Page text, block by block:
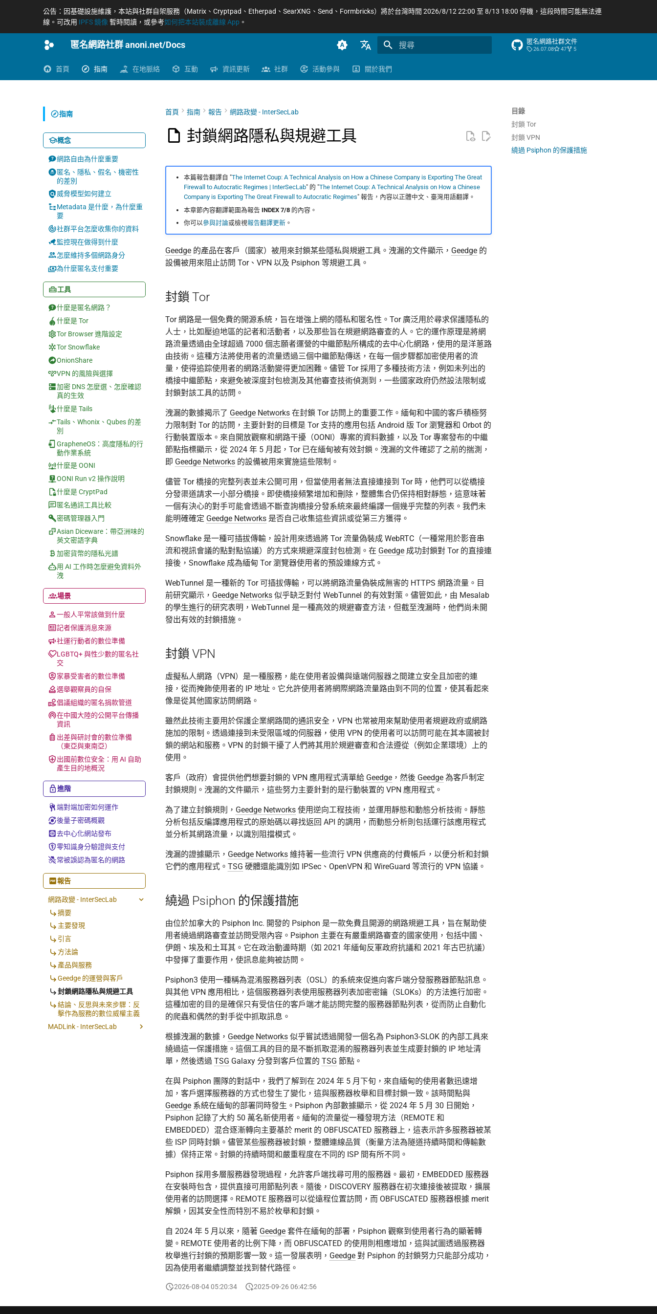
公告：因基礎設施維護，本站與社群自架服務（Matrix、Cryptpad、Etherpad、SearXNG、Send、Formbricks）將於台灣時間 2026/8/12 22:00 至 8/13 18:00 停機，這段時間可能無法連
線。可改用 IPFS 鏡像 暫時閱讀，或參考如何把本站裝成離線 App 。
匿名網路社群 anoni.net/Docs
臺灣正體（zh-TW）
匿名網路社群文件
26.07.08 47 5
首頁 指南 在地脈絡 互動 資訊更新 社群 活動參與 關於我們
指南
概念
網路自由為什麼重要
匿名、隱私、假名、機密性
的差別
威脅模型如何建立
Metadata 是什麼，為什麼重
要
社群平台怎麼收集你的資料
監控現在做得到什麼
怎麼維持多個網路身分
為什麼匿名支付重要
工具
什麼是匿名網路？
什麼是 Tor
Tor Browser 進階設定
Tor Snowflake
OnionShare
VPN 的風險與選擇
加密 DNS 怎麼選、怎麼確認
真的生效
什麼是 Tails
Tails、Whonix、Qubes 的差
別
GrapheneOS：高度隱私的行
動作業系統
什麼是 OONI
OONI Run v2 操作說明
什麼是 CryptPad
匿名通訊工具比較
密碼管理器入門
Asian Diceware：帶亞洲味的
英文密語字典
加密貨幣的隱私光譜
用 AI 工作時怎麼避免資料外
洩
場景
一般人平常該做到什麼
記者保護消息來源
社運行動者的數位準備
LGBTQ+ 與性少數的匿名社
交
家暴受害者的數位準備
選舉觀察員的自保
倡議組織的匿名捐款管道
在中國大陸的公開平台傳播
資訊
出差與研討會的數位準備
（東亞與東南亞）
出國前數位安全：用 AI 自助
產生目的地概況
進階
端對端加密如何運作
後量子密碼概觀
去中心化網站發布
零知識身分驗證與支付
常被誤認為匿名的網路
報告
網路政變 - InterSecLab
摘要
主要發現
引言
方法論
產品與服務
Geedge 的運營與客戶
封鎖網路隱私與規避工具
結論、反思與未來步驟：反
擊作為服務的數位威權主義
MADLink - InterSecLab
目錄
封鎖 Tor
封鎖 VPN
繞過 Psiphon 的保護措施
首頁 指南 報告 網路政變 - InterSecLab
封鎖網路隱私與規避工具
本篇報告翻譯自 "The Internet Coup: A Technical Analysis on How a Chinese Company is Exporting The Great
Firewall to Autocratic Regimes | InterSecLab" 的 "The Internet Coup: A Technical Analysis on How a Chinese
Company is Exporting The Great Firewall to Autocratic Regimes" 報告，內容以正體中文、臺灣用語翻譯。
本章節內容翻譯範圍為報告 INDEX 7/8的內容。
你可以參與討論或檢視報告翻譯更新。
Geedge 的產品在客戶（國家）被用來封鎖某些隱私與規避工具。洩漏的文件顯示， Geedge 的
設備被用來阻止訪問 Tor、VPN 以及 Psiphon 等規避工具。
封鎖 Tor
Tor 網路是一個免費的開源系統，旨在增強上網的隱私和匿名性。Tor 廣泛用於尋求保護隱私的
人士，比如壓迫地區的記者和活動者，以及那些旨在規避網路審查的人。它的運作原理是將網
路流量透過由全球超過 7000 個志願者運營的中繼節點所構成的去中心化網路，使用的是洋蔥路
由技術。這種方法將使用者的流量透過三個中繼節點傳送，在每一個步驟都加密使用者的流
量，使得追踪使用者的網路活動變得更加困難。儘管 Tor 採用了多種技術方法，例如未列出的
橋接中繼節點，來避免被深度封包檢測及其他審查技術偵測到，一些國家政府仍然設法限制或
封鎖對該工具的訪問。
洩漏的數據揭示了 Geedge Networks 在封鎖 Tor 訪問上的重要工作。緬甸和中國的客戶積極努
力限制對 Tor 的訪問，主要針對的目標是 Tor 支持的應用包括 Android 版 Tor 瀏覽器和 Orbot 的
行動裝置版本。來自開放觀察和網路干擾（OONI）專案的資料數據，以及 Tor 專案發布的中繼
節點指標顯示，從 2024 年 5 月起，Tor 已在緬甸被有效封鎖。洩漏的文件確認了之前的揣測，
即 Geedge Networks 的設備被用來實施這些限制。
儘管 Tor 橋接的完整列表並未公開可用，但當使用者無法直接連接到 Tor 時，他們可以從橋接
分發渠道請求一小部分橋接。即使橋接頻繁增加和刪除，整體集合仍保持相對靜態，這意味著
一個有決心的對手可能會透過不斷查詢橋接分發系統來最終編譯一個幾乎完整的列表。我們未
能明確確定 Geedge Networks 是否自己收集這些資訊或從第三方獲得。
Snowflake 是一種可插拔傳輸，設計用來透過將 Tor 流量偽裝成 WebRTC（一種常用於影音串
流和視訊會議的點對點協議）的方式來規避深度封包檢測。在 Geedge 成功封鎖對 Tor 的直接連
接後，Snowflake 成為緬甸 Tor 瀏覽器使用者的預設連線方式。
WebTunnel 是一種新的 Tor 可插拔傳輸，可以將網路流量偽裝成無害的 HTTPS 網路流量。目
前研究顯示， Geedge Networks 似乎缺乏對付 WebTunnel 的有效對策。儘管如此，由 Mesalab
的學生進行的研究表明，WebTunnel 是一種高效的規避審查方法，但截至洩漏時，他們尚未開
發出有效的封鎖措施。
封鎖 VPN
虛擬私人網路（VPN）是一種服務，能在使用者設備與遠端伺服器之間建立安全且加密的連
接，從而掩飾使用者的 IP 地址。它允許使用者將網際網路流量路由到不同的位置，使其看起來
像是從其他國家訪問網路。
雖然此技術主要用於保護企業網路間的通訊安全，VPN 也常被用來幫助使用者規避政府或網路
施加的限制。透過連接到未受限區域的伺服器，使用 VPN 的使用者可以訪問可能在其本國被封
鎖的網站和服務。VPN 的封鎖干擾了人們將其用於規避審查和合法遵從（例如企業環境）上的
使用。
客戶（政府）會提供他們想要封鎖的 VPN 應用程式清單給 Geedge ，然後 Geedge 為客戶制定
封鎖規則。洩漏的文件顯示，這些努力主要針對的是行動裝置的 VPN 應用程式。
為了建立封鎖規則， Geedge Networks 使用逆向工程技術，並運用靜態和動態分析技術。靜態
分析包括反編譯應用程式的原始碼以尋找返回 API 的調用，而動態分析則包括運行該應用程式
並分析其網路流量，以識別阻擋模式。
洩漏的證據顯示， Geedge Networks 維持著一些流行 VPN 供應商的付費帳戶，以便分析和封鎖
它們的應用程式。 TSG 硬體還能識別如 IPSec、OpenVPN 和 WireGuard 等流行的 VPN 協議。
繞過 Psiphon 的保護措施
由位於加拿大的 Psiphon Inc. 開發的 Psiphon 是一款免費且開源的網路規避工具，旨在幫助使
用者繞過網路審查並訪問受限內容。Psiphon 主要在有嚴重網路審查的國家使用，包括中國、
伊朗、埃及和土耳其。它在政治動盪時期（如 2021 年緬甸反軍政府抗議和 2021 年古巴抗議）
中發揮了重要作用，使訊息能夠被訪問。
Psiphon3 使用一種稱為混淆服務器列表（OSL）的系統來促進向客戶端分發服務器節點訊息。
與其他 VPN 應用相比，這個服務器列表使用服務器列表加密密鑰（SLOKs）的方法進行加密。
這種加密的目的是確保只有受信任的客戶端才能訪問完整的服務器節點列表，從而防止自動化
的爬蟲和偶然的對手從中抓取訊息。
根據洩漏的數據， Geedge Networks 似乎嘗試透過開發一個名為 Psiphon3-SLOK 的內部工具來
繞過這一保護措施。這個工具的目的是不斷抓取混淆的服務器列表並生成要封鎖的 IP 地址清
單，然後透過 TSG Galaxy 分發到客戶位置的 TSG 節點。
在與 Psiphon 團隊的對話中，我們了解到在 2024 年 5 月下旬，來自緬甸的使用者數迅速增
加，客戶選擇服務器的方式也發生了變化，這與服務器枚舉和目標封鎖一致。該時間點與
Geedge 系統在緬甸的部署同時發生。Psiphon 內部數據顯示，從 2024 年 5 月 30 日開始，
Psiphon 記錄了大約 50 萬名新使用者。緬甸的流量從一種發現方法（REMOTE 和
EMBEDDED）混合逐漸轉向主要基於 merit 的 OBFUSCATED 服務器上，這表示許多服務器被某
些 ISP 同時封鎖。儘管某些服務器被封鎖，整體連線品質（衡量方法為隧道持續時間和傳輸數
據）保持正常。封鎖的持續時間和嚴重程度在不同的 ISP 間有所不同。
Psiphon 採用多層服務器發現過程，允許客戶端找尋可用的服務器。最初，EMBEDDED 服務器
在安裝時包含，提供直接可用節點列表。隨後，DISCOVERY 服務器在初次連接後被提取，擴展
使用者的訪問選擇。REMOTE 服務器可以從遠程位置訪問，而 OBFUSCATED 服務器根據 merit
解鎖，因其安全性而特別不易於枚舉和封鎖。
自 2024 年 5 月以來，隨著 Geedge 套件在緬甸的部署，Psiphon 觀察到使用者行為的顯著轉
變。REMOTE 使用者的比例下降，而 OBFUSCATED 的使用則相應增加，這與試圖透過服務器
枚舉進行封鎖的預期影響一致。這一發展表明， Geedge 對 Psiphon 的封鎖努力只能部分成功，
因為使用者繼續調整並找到替代路徑。
2026-08-04 05:20:34 2025-09-26 06:42:56